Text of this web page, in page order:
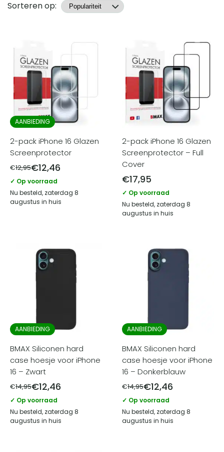
Producten
Sorteren op:
AANBIEDING
2-pack iPhone 16 Glazen
Screenprotector
€12,95€12,46
✓ Op voorraad
Nu besteld, zaterdag 8
augustus in huis
2-pack iPhone 16 Glazen
Screenprotector – Full
Cover
€17,95
✓ Op voorraad
Nu besteld, zaterdag 8
augustus in huis
AANBIEDING
BMAX Siliconen hard
case hoesje voor iPhone
16 – Zwart
€14,95€12,46
✓ Op voorraad
Nu besteld, zaterdag 8
augustus in huis
AANBIEDING
BMAX Siliconen hard
case hoesje voor iPhone
16 – Donkerblauw
€14,95€12,46
✓ Op voorraad
Nu besteld, zaterdag 8
augustus in huis